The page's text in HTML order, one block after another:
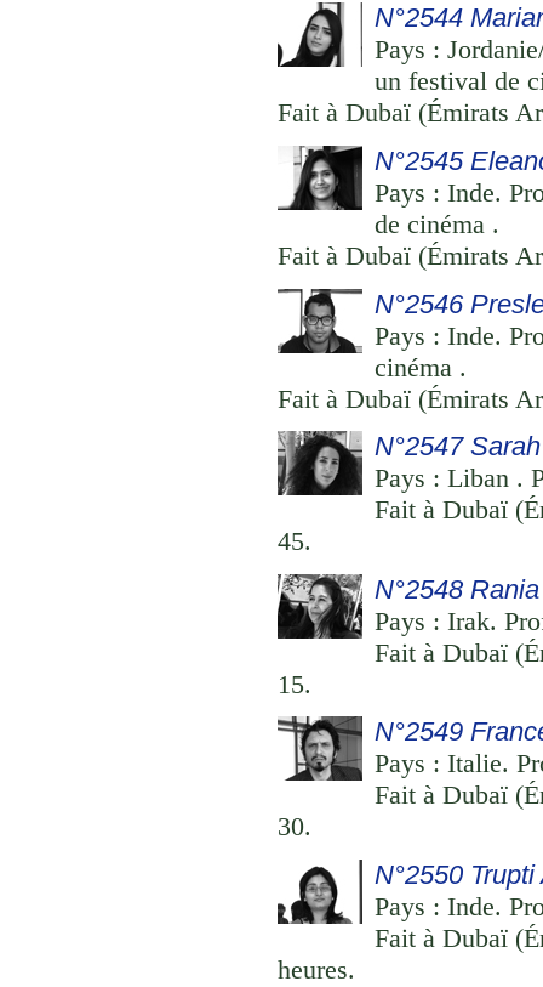
N°2544
Pays :
un festival de
Fait à Dubaï (Émirats
N°2545
Pays : Inde.
de cinéma .
Fait à Dubaï (Émirats
N°2546
Pays : Inde.
cinéma .
Fait à Dubaï (Émirats
N°2547
Pays : Liban .
Fait à Dubaï
45.
N°2548
Pays : Irak.
Fait à Dubaï
15.
N°2549
Pays : Italie.
Fait à Dubaï
30.
N°2550 Trupti
Pays : Inde.
Fait à Dubaï
heures.